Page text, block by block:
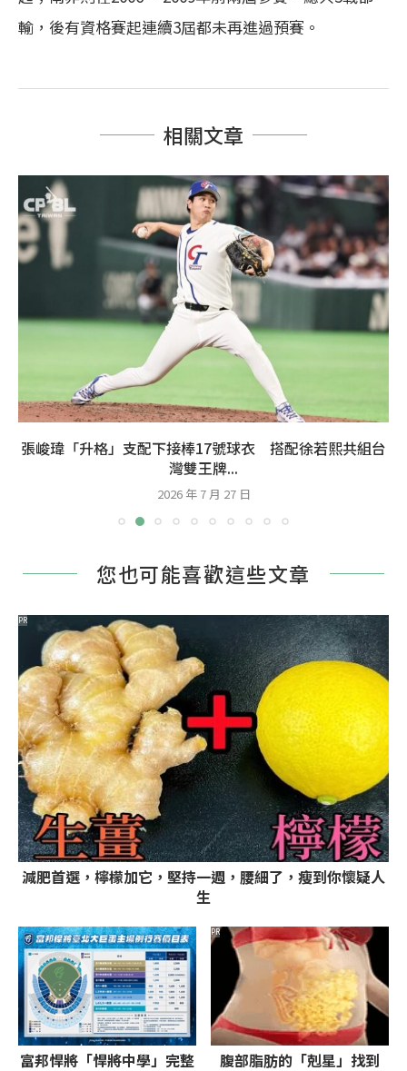
輸，後有資格賽起連續3屆都未再進過預賽。
相關文章
張峻瑋「升格」支配下接棒17號球衣 搭配徐若熙共組台
灣雙王牌...
2026 年 7 月 27 日
您也可能喜歡這些文章
減肥首選，檸檬加它，堅持一週，腰細了，瘦到你懷疑人
生
PR
富邦悍將「悍將中學」完整
腹部脂肪的「剋星」找到
PR